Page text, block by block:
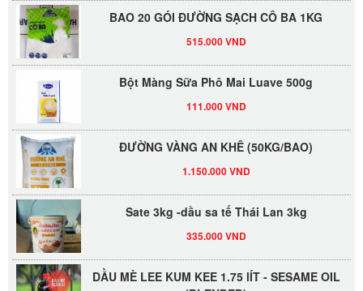
BAO 20 GÓI ĐƯỜNG SẠCH CÔ BA 1KG
Bột Màng Sữa Phô Mai Luave 500g
ĐƯỜNG VÀNG AN KHÊ (50KG/BAO)
Sate 3kg -dầu sa tế Thái Lan 3kg
DẦU MÈ LEE KUM KEE 1.75 lÍT - SESAME OIL
(BLENDED)